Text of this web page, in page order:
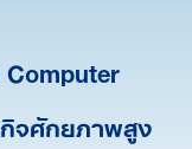
Computer
จศักยภาพสูง